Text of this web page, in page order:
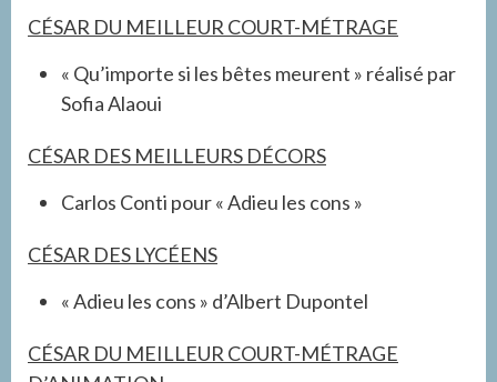
CÉSAR DU MEILLEUR COURT-MÉTRAGE
« Qu’importe si les bêtes meurent » réalisé par
Sofia Alaoui
CÉSAR DES MEILLEURS DÉCORS
Carlos Conti pour « Adieu les cons »
CÉSAR DES LYCÉENS
« Adieu les cons » d’Albert Dupontel
CÉSAR DU MEILLEUR COURT-MÉTRAGE